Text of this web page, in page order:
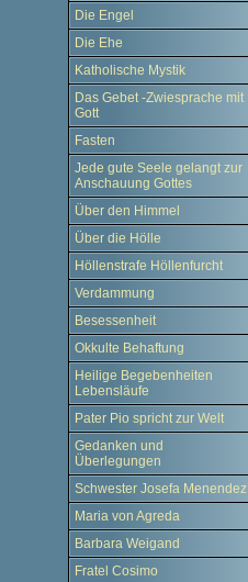
Die Engel
Die Ehe
Katholische Mystik
Das Gebet -Zwiesprache mit
Gott
Fasten
Jede gute Seele gelangt zur
Anschauung Gottes
Über den Himmel
Über die Hölle
Höllenstrafe Höllenfurcht
Verdammung
Besessenheit
Okkulte Behaftung
Heilige Begebenheiten
Lebensläufe
Pater Pio spricht zur Welt
Gedanken und
Überlegungen
Schwester Josefa Menendez
Maria von Agreda
Barbara Weigand
Fratel Cosimo